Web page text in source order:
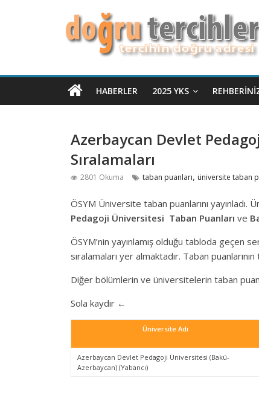
HABERLER 2025 YKS
Azerbaycan Devlet
Sıralamaları
2801 Okuma taban puanları, üniversite taban
ÖSYM Üniversite taban puanlarını yayınladı.
Pedagoji Üniversitesi Taban Puanları ve
ÖSYM’nin yayınlamış olduğu tabloda geçen
sıralamaları yer almaktadır. Taban
Diğer bölümlerin ve üniversitelerin taban
Sola kaydır ←
Üniversite Adı
Azerbaycan Devlet Pedagoji Üniversitesi (Bakü-
Azerbaycan) (Yabancı)